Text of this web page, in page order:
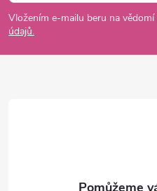
p
a
Vložením e-mailu beru na vědomí
údajů.